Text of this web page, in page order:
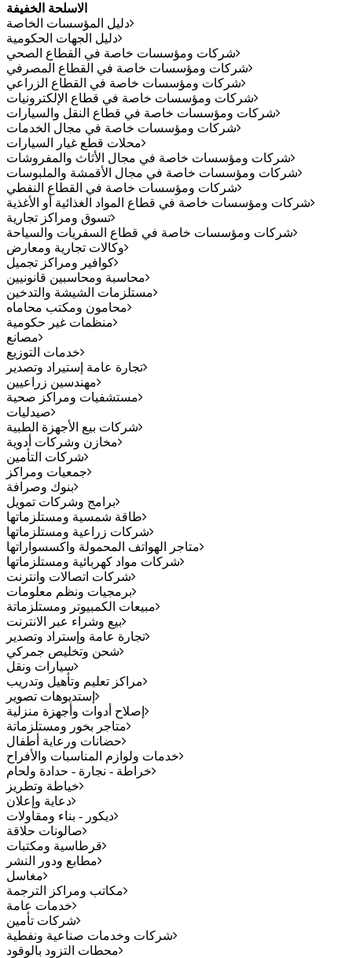
الاسلحة الخفيفة
دليل المؤسسات الخاصة
دليل الجهات الحكومية
شركات ومؤسسات خاصة في القطاع الصحي
شركات ومؤسسات خاصة في القطاع المصرفي
شركات ومؤسسات خاصة في القطاع الزراعي
شركات ومؤسسات خاصة في قطاع الإلكترونيات
شركات ومؤسسات خاصة في قطاع النقل والسيارات
شركات ومؤسسات خاصة في مجال الخدمات
محلات قطع غيار السيارات
شركات ومؤسسات خاصة في مجال الأثاث والمفروشات
شركات ومؤسسات خاصة في مجال الأقمشة والملبوسات
شركات ومؤسسات خاصة في القطاع النفطي
شركات ومؤسسات خاصة في قطاع المواد الغذائية أو الأغذية
تسوق ومراكز تجارية
شركات ومؤسسات خاصة في قطاع السفريات والسياحة
وكالات تجارية ومعارض
كوافير ومراكز تجميل
محاسبة ومحاسبين قانونيين
مستلزمات الشيشة والتدخين
محامون ومكتب محاماه
منظمات غير حكومية
مصانع
خدمات التوزيع
تجارة عامة إستيراد وتصدير
مهندسين زراعيين
مستشفيات ومراكز صحية
صيدليات
شركات بيع الأجهزة الطبية
مخازن وشركات أدوية
شركات التأمين
جمعيات ومراكز
بنوك وصرافة
برامج وشركات تمويل
طاقة شمسية ومستلزماتها
شركات زراعية ومستلزماتها
متاجر الهواتف المحمولة واكسسواراتها
شركات مواد كهربائية ومستلزماتها
شركات اتصالات وانترنت
برمجيات ونظم معلومات
مبيعات الكمبيوتر ومستلزماتة
بيع وشراء عبر الانترنت
تجارة عامة وإستراد وتصدير
شحن وتخليص جمركي
سيارات ونقل
مراكز تعليم وتأهيل وتدريب
إستديوهات تصوير
إصلاح أدوات وأجهزة منزلية
متاجر بخور ومستلزماتة
حضانات ورعاية أطفال
خدمات ولوازم المناسبات والأفراح
خراطة - نجارة - حدادة ولحام
خياطة وتطريز
دعاية وإعلان
ديكور - بناء ومقاولات
صالونات حلاقة
قرطاسية ومكتبات
مطابع ودور النشر
مغاسل
مكاتب ومراكز الترجمة
خدمات عامة
شركات تأمين
شركات وخدمات صناعية ونفطية
محطات التزود بالوقود